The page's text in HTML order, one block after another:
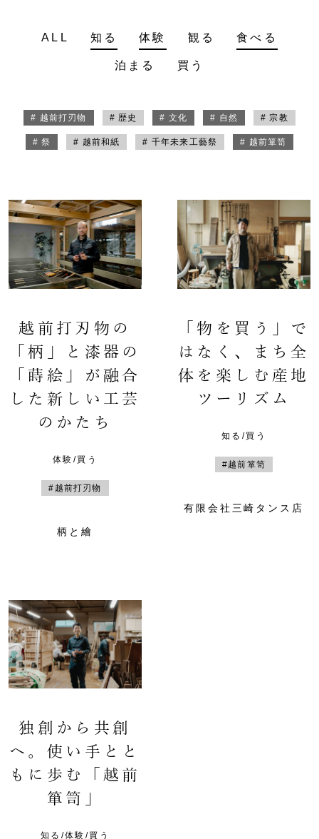
ALL 知る 体験 観る 食べる
泊まる 買う
# 越前打刃物 # 歴史 # 文化 # 自然 # 宗教
# 祭 # 越前和紙 # 千年未来工藝祭 # 越前箪笥
越前打刃物の
「柄」と漆器の
「蒔絵」が融合
した新しい工芸
のかたち
体験/買う
#越前打刃物
柄と繪
「物を買う」で
はなく、まち全
体を楽しむ産地
ツーリズム
知る/買う
#越前箪笥
有限会社三崎タンス店
独創から共創
へ。使い手とと
もに歩む「越前
箪笥」
知る/体験/買う